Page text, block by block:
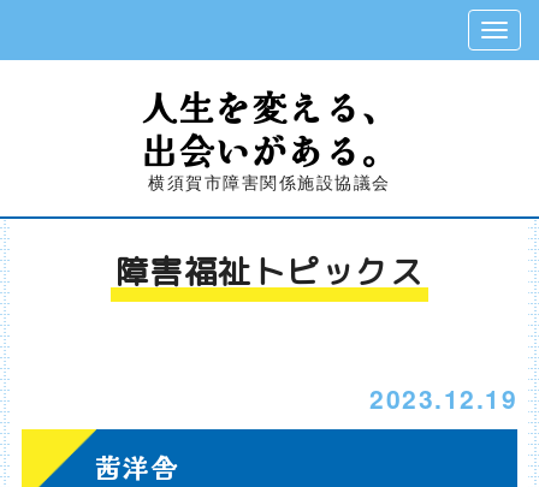
人生を変える、
出会いがある。
横須賀市障害関係施設協議会
障害福祉トピックス
2023.12.19
茜洋舎